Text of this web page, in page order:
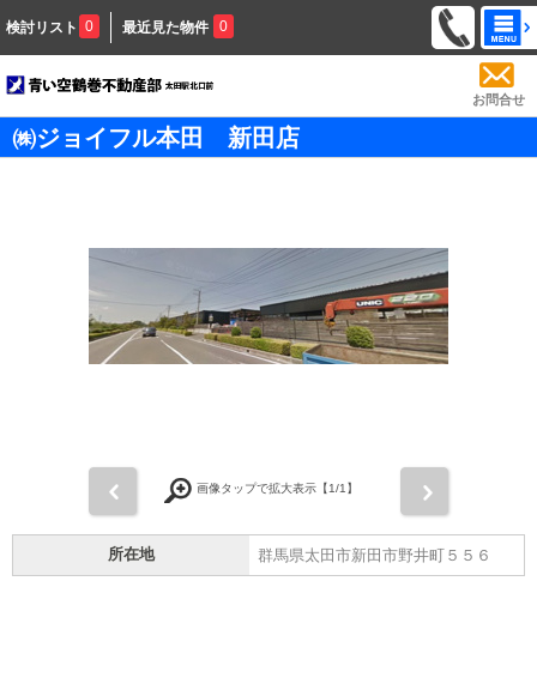
検討リスト 0 最近見た物件 0
お問合せ
㈱ジョイフル本田 新田店
画像タップで拡大表示【1/1】
所在地 群馬県太田市新田市野井町５５６